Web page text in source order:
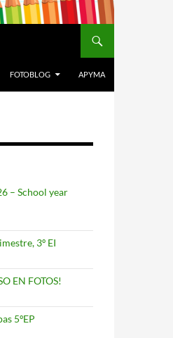
FOTOBLOG APYMA
– School year
3º EI
EN FOTOS!
5ºEP